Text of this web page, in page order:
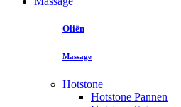
Oliën
Massage
Hotstone
Hotstone Pannen